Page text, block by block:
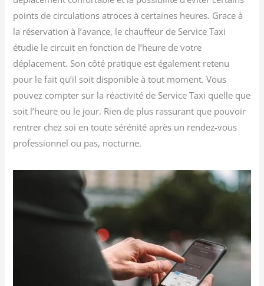
points de circulations atroces à certaines heures. Grace à
la réservation à l’avance, le chauffeur de Service Taxi
étudie le circuit en fonction de l’heure de votre
déplacement. Son côté pratique est également retenu
pour le fait qu’il soit disponible à tout moment. Vous
pouvez compter sur la réactivité de Service Taxi quelle que
soit l’heure ou le jour. Rien de plus rassurant que pouvoir
rentrer chez soi en toute sérénité après un rendez-vous
professionnel ou pas, nocturne.